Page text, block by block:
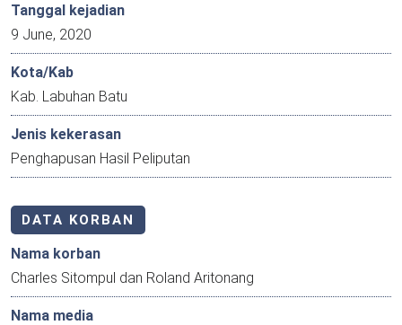
Tanggal kejadian
9 June, 2020
Kota/Kab
Kab. Labuhan Batu
Jenis kekerasan
Penghapusan Hasil Peliputan
DATA KORBAN
Nama korban
Charles Sitompul dan Roland Aritonang
Nama media